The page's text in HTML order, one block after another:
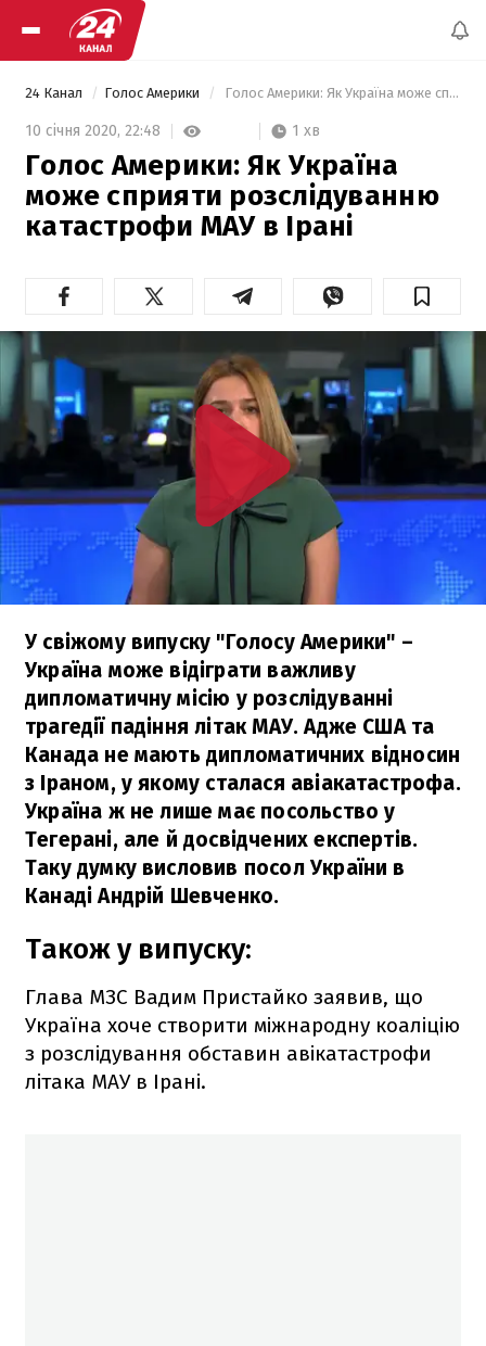
24 Канал Голос Америки Голос Америки: Як Україна може сприяти розслідуванню катастрофи МАУ в Ірані
10 січня 2020, 22:48 1 хв
Голос Америки: Як Україна
може сприяти розслідуванню
катастрофи МАУ в Ірані
У свіжому випуску "Голосу Америки" –
Україна може відіграти важливу
дипломатичну місію у розслідуванні
трагедії падіння літак МАУ. Адже США та
Канада не мають дипломатичних відносин
з Іраном, у якому сталася авіакатастрофа.
Україна ж не лише має посольство у
Тегерані, але й досвідчених експертів.
Таку думку висловив посол України в
Канаді Андрій Шевченко.
Також у випуску:
Глава МЗС Вадим Пристайко заявив, що
Україна хоче створити міжнародну коаліцію
з розслідування обставин авікатастрофи
літака МАУ в Ірані.